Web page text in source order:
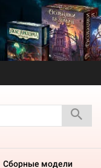
Сборные модели